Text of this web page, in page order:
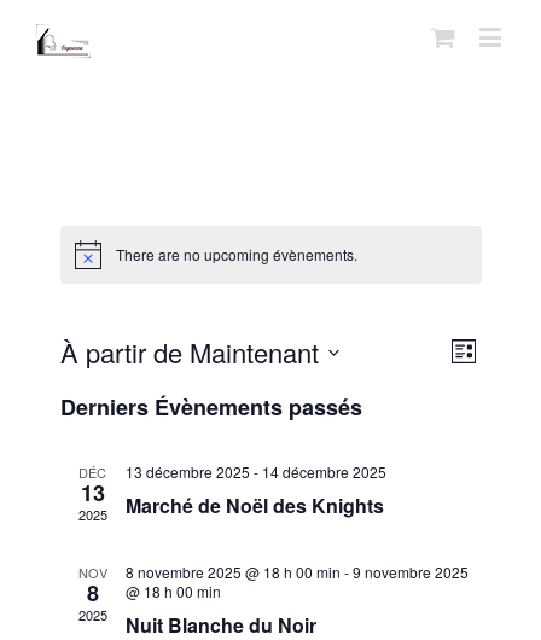
There are no upcoming évènements.
Recherche
Liste
À partir de Maintenant
une
Derniers Évènements passés
DÉC
13
2025
13 décembre 2025 - 14 décembre 2025
Marché de Noël des Knights
NOV
8
2025
8 novembre 2025 @ 18 h 00 min -9 novembre 2025
@ 18 h 00 min
Nuit Blanche du Noir